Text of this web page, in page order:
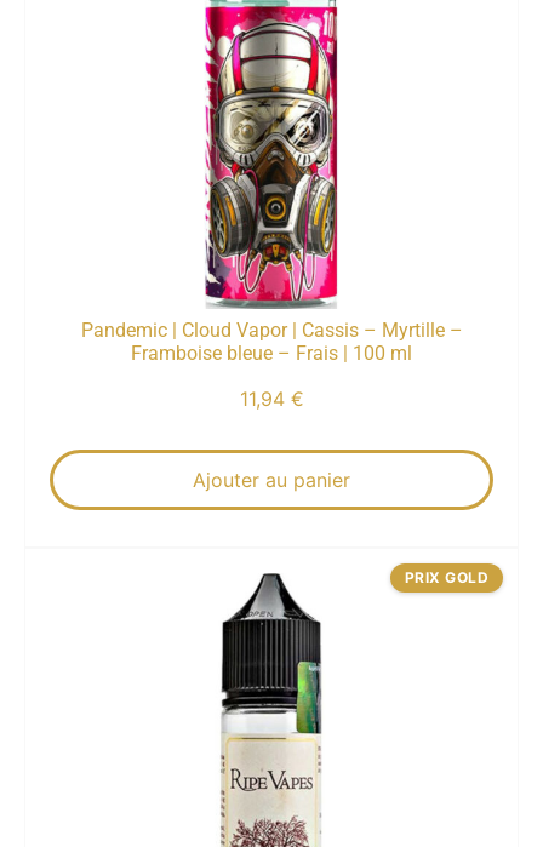
Pandemic | Cloud Vapor | Cassis – Myrtille –
Framboise bleue – Frais | 100 ml
11,94 €
Ajouter au panier
PRIX GOLD